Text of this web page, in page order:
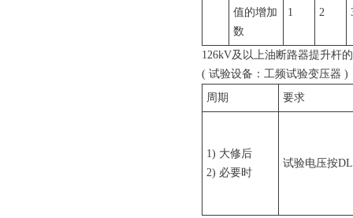
值的增加
数
1 2
126kV及以上油断路器提升杆
( 试验设备：工频试验变压器 )
周期
要求
1) 大修后
2) 必要时
试验电压按